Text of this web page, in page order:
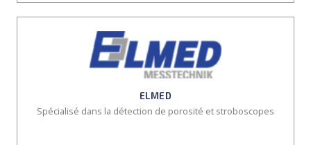
ELMED
Spécialisé dans la détection de porosité et stroboscopes